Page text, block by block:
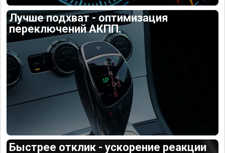
Лучше подхват - оптимизация
переключений АКПП.
Быстрее отклик - ускорение реакции